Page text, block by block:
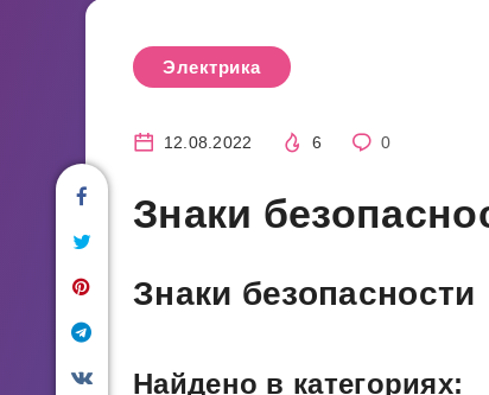
Электрика
12.08.2022 6 0
Знаки
Знаки безопасности
Найдено в категориях: